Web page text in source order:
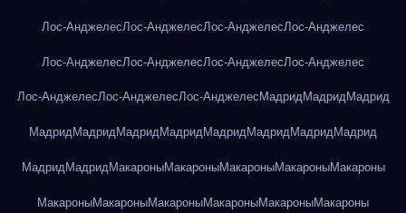
Лос-АнджелесЛос-АнджелесЛос-АнджелесЛос-Анджелес
Лос-АнджелесЛос-АнджелесЛос-АнджелесЛос-Анджелес
Лос-АнджелесЛос-АнджелесЛос-Анджелес МадридМадридМадрид
МадридМадридМадридМадридМадридМадридМадридМадрид
Мадрид Мадрид МакароныМакароныМакароныМакароныМакароны
МакароныМакароныМакароныМакароныМакароныМакароны